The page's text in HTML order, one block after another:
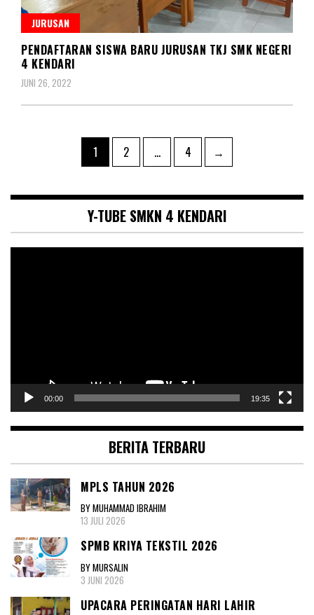
JURUSAN
PENDAFTARAN SISWA BARU JURUSAN TKJ SMK NEGERI
4 KENDARI
JUNI 26, 2022
Page
1 Page
2 … Page
4 →
Y-TUBE SMKN 4 KENDARI
00:00 19:35
BERITA TERBARU
MPLS TAHUN 2026
BY MUHAMMAD IBRAHIM
13 JULI 2026
SPMB KRIYA TEKSTIL 2026
BY MURSALIN
3 JUNI 2026
UPACARA PERINGATAN HARI LAHIR